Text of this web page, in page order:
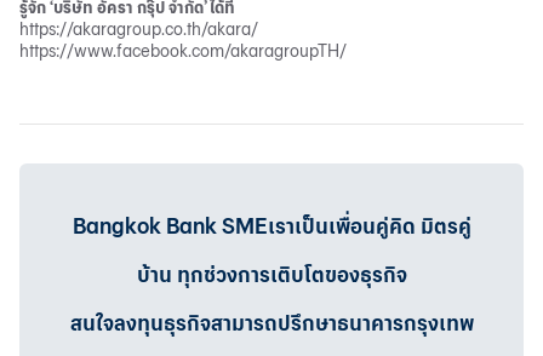
รู้จัก ‘บริษัท อัครา กรุ๊ป จำกัด’ ได้ที่
https://akaragroup.co.th/akara/
https://www.facebook.com/akaragroupTH/
Bangkok Bank SMEเราเป็นเพื่อนคู่คิด มิตรคู่
บ้าน ทุกช่วงการเติบโตของธุรกิจ
สนใจลงทุนธุรกิจสามารถปรึกษาธนาคารกรุงเทพ